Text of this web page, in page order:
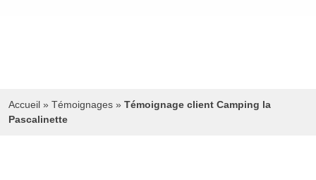
Accueil » Témoignages » Témoignage client Camping la
Pascalinette